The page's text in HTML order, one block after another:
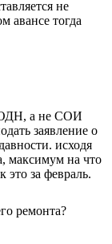
не
авансе тогда
ОДН, а не СОИ
заявление о
исходя
максимум на что
это за февраль.
ремонта?